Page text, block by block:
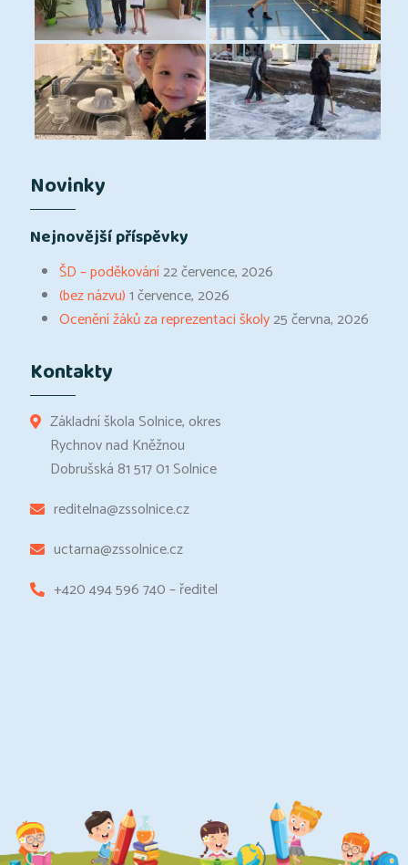
Novinky
Nejnovější příspěvky
ŠD – poděkování22 července, 2026
(bez názvu)1 července, 2026
Ocenění žáků za reprezentaci školy25 června, 2026
Kontakty
Základní škola Solnice, okres
Rychnov nad Kněžnou
Dobrušská 81 517 01 Solnice
reditelna@zssolnice.cz
uctarna@zssolnice.cz
+420 494 596 740 – ředitel